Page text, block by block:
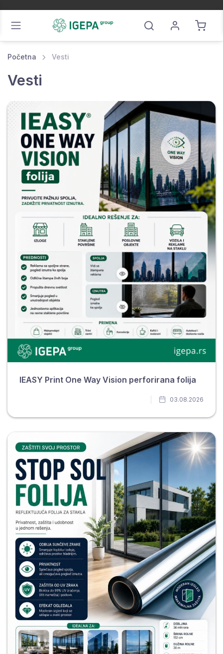
Početna Vesti
Vesti
IEASY Print One Way Vision perforirana folija
03.08.2026